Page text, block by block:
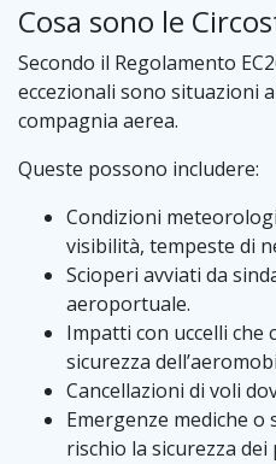
Cosa sono le
Secondo il Regolamento
eccezionali sono situazioni
compagnia aerea.
Queste possono includere:
Condizioni
visibilità, tempeste di
Scioperi avviati da
aeroportuale.
Impatti con uccelli
sicurezza
Cancellazioni di voli
Emergenze mediche
rischio la sicurezza dei